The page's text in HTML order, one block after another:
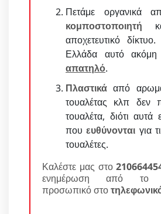
Πετάμε οργανικά
κομποστοποιητή
αποχετευτικό
Ελλάδα αυτό ακόμη
απατηλό.
Πλαστικά από
τουαλέτας κλπ δεν
τουαλέτα, διότι αυτά
πουευθύνονται για
τουαλέτες.
Καλέστε μας στο
ενημέρωση από το
προσωπικό στο